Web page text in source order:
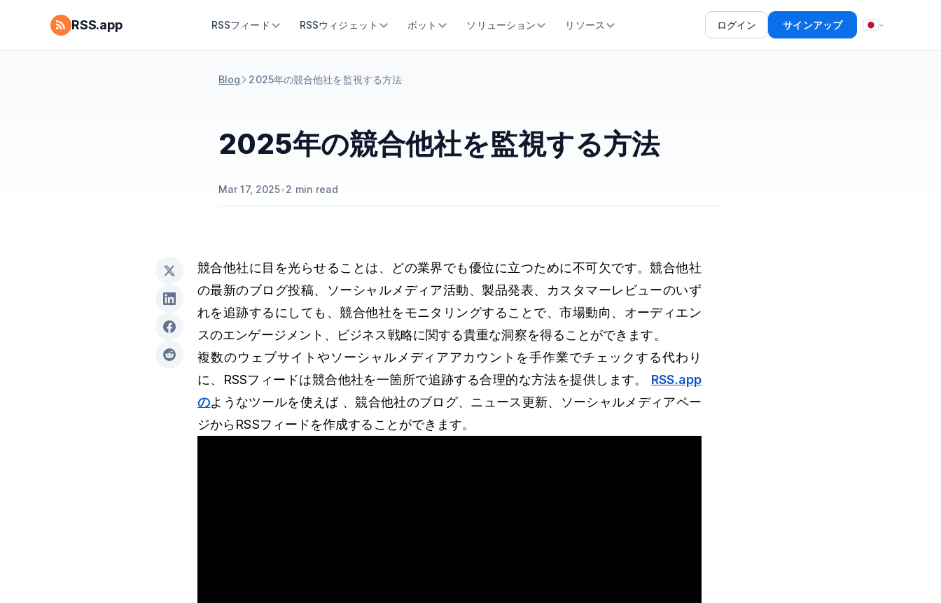
RSS.app RSSフィード RSSウィジェット ボット ソリューション リソース ログイン サインアップ
Blog 2025年の競合他社を監視する方法
2025年の競合他社を監視する方法
Mar 17, 2025•2 min read
競合他社に目を光らせることは、どの業界でも優位に立つために不可欠です。競合他社
の最新のブログ投稿、ソーシャルメディア活動、製品発表、カスタマーレビューのいず
れを追跡するにしても、競合他社をモニタリングすることで、市場動向、オーディエン
スのエンゲージメント、ビジネス戦略に関する貴重な洞察を得ることができます。
複数のウェブサイトやソーシャルメディアアカウントを手作業でチェックする代わり
に、RSSフィードは競合他社を一箇所で追跡する合理的な方法を提供します。 RSS.app
のようなツールを使えば 、競合他社のブログ、ニュース更新、ソーシャルメディアペー
ジからRSSフィードを作成することができます。